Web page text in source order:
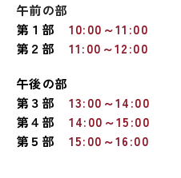
午前の部
第１部
10:00～11:00
第２部 11:00～12:00
午後の部
第３部 13:00～14:00
第４部 14:00～15:00
第５部
15:00～16:00